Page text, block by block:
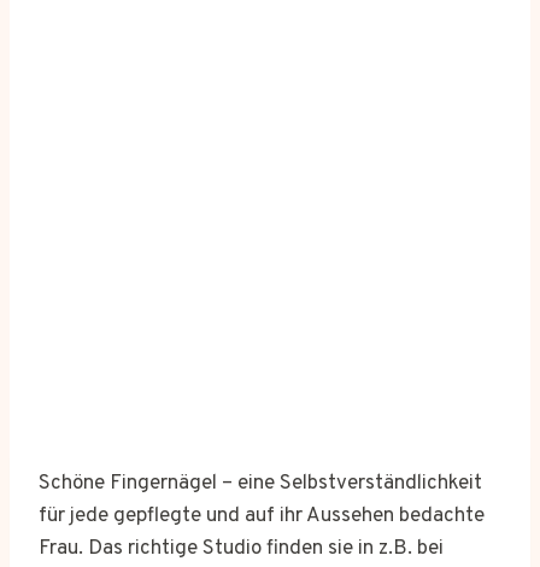
Schöne Fingernägel – eine Selbstverständlichkeit
für jede gepflegte und auf ihr Aussehen bedachte
Frau. Das richtige Studio finden sie in z.B. bei